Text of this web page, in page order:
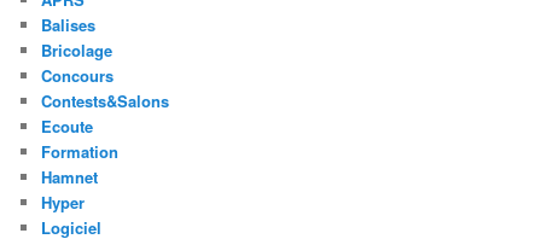
Balises
Bricolage
Concours
Contests&Salons
Ecoute
Formation
Hamnet
Hyper
Logiciel